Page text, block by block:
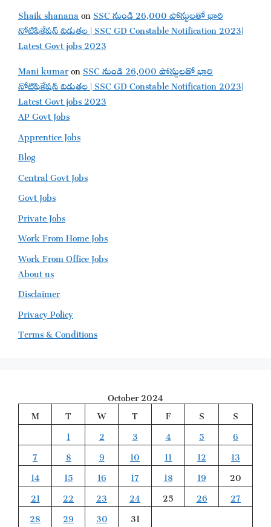
Shaik shananaonSSC నుండి 26,000 పోస్టులతో భారి
నోటిఫికేషన్ విడుతల | SSC GD Constable Notification 2023|
Latest Govt jobs 2023
Mani kumaronSSC నుండి 26,000 పోస్టులతో భారి
నోటిఫికేషన్ విడుతల | SSC GD Constable Notification 2023|
Latest Govt jobs 2023
AP Govt Jobs
Apprentice Jobs
Blog
Central Govt Jobs
Govt Jobs
Private Jobs
Work From Home Jobs
Work From Office Jobs
About us
Disclaimer
Privacy Policy
Terms & Conditions
October 2024
M
T W T F S
S
1
2 3 4 5
6
7
8 9 10 11 12
13
14
15 16 17 18 19
20
21
22 23 24 25 26
27
28
29 30 31